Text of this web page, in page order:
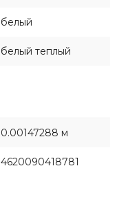
белый
белый теплый
0.00147288 м
4620090418781